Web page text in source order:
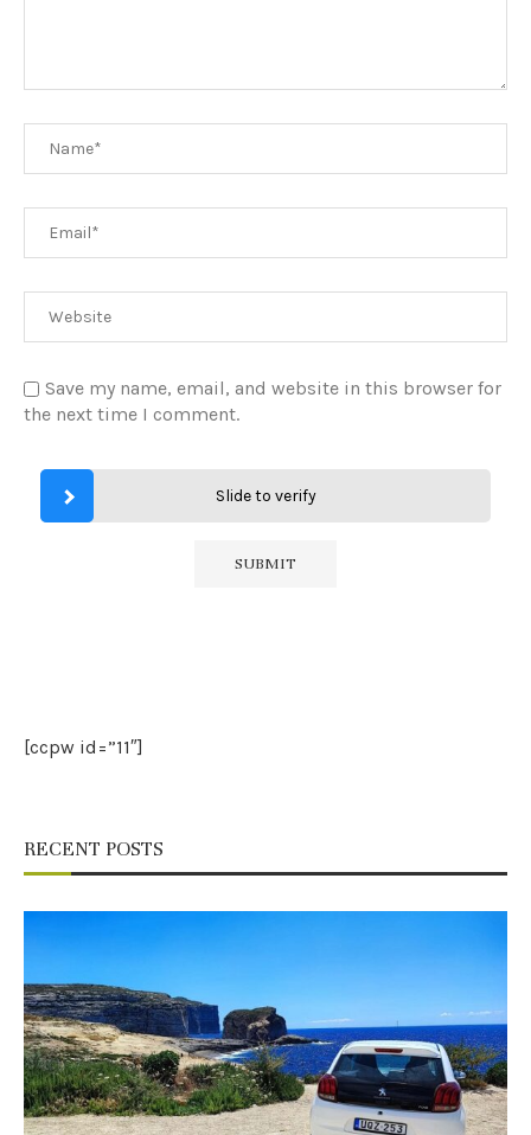
Save my name, email, and website in this browser for
the next time I comment.
Slide to verify
[ccpw id=”11″]
RECENT POSTS